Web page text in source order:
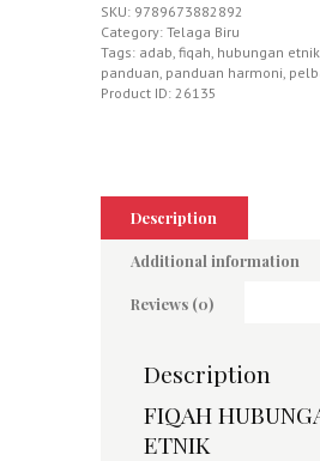
SKU: 9789673882892
Category: Telaga Biru
Tags: adab fiqah hubungan etnik
panduan panduan harmoni
Product ID: 26135
Description
Additional information
Reviews (0)
Description
FIQAH
ETNIK